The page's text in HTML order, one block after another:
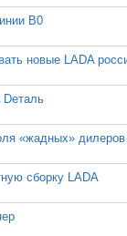
В0
новые LADA
Dеталь
«жадных» дилеров
сборку LADA